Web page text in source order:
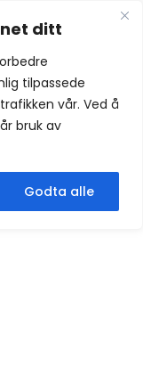
ditt
tilpassede
vår. Ved å
bruk av
Godta alle